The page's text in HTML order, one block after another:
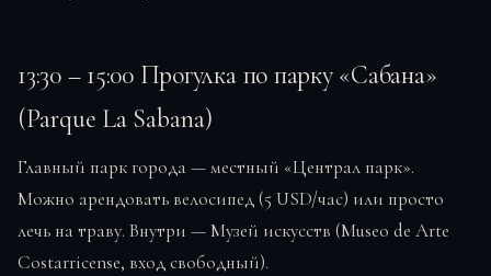
13:30 – 15:00 Прогулка по парку «Сабана»
(Parque La Sabana)
Главный парк города — местный «Централ парк».
Можно арендовать велосипед (5 USD/час) или просто
лечь на траву. Внутри — Музей искусств (Museo de Arte
Costarricense, вход свободный).